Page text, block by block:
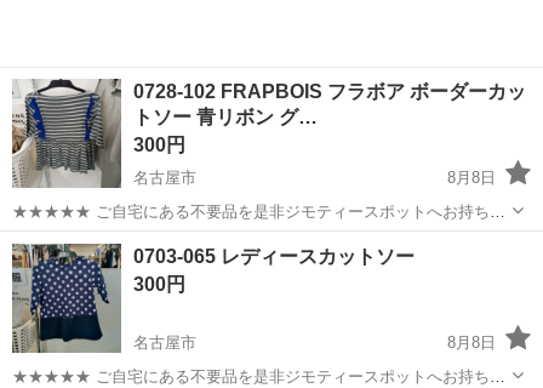
0728-102 FRAPBOIS フラボア ボーダーカッ
トソー 青リボン グ…
300円
名古屋市
8月8日
★★★★★ ご自宅にある不要品を是非ジモティースポットへお持ち込
みしませんか？ 家電、趣味・スポーツ・レジャー用品、こども用品、
衣料服飾品、生活雑貨、家具、本、CD・DVDなどが無料でまとめて持
ち込めます！ ※詳細はこ...
愛知 名古屋市 カットソー
0703-065 レディースカットソー
300円
名古屋市
8月8日
★★★★★ ご自宅にある不要品を是非ジモティースポットへお持ち込